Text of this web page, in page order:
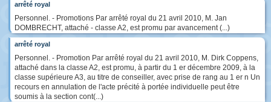
arrêté royal
Personnel. - Promotions Par arrêté royal du 21 avril 2010, M. Jan
DOMBRECHT, attaché - classe A2, est promu par avancement (...)
arrêté royal
Personnel. - Promotion Par arrêté royal du 21 avril 2010, M. Dirk Coppens,
attaché dans la classe A2, est promu, à partir du 1 er décembre 2009, à la
classe supérieure A3, au titre de conseiller, avec prise de rang au 1 er n Un
recours en annulation de l'acte précité à portée individuelle peut être
soumis à la section cont(...)